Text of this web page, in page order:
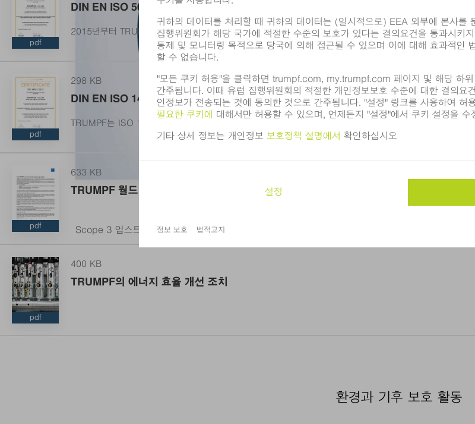
Scope 3 업스트림 배출량: 953,406 t CO
pdf
DIN EN ISO 50001에 따른 인증
2015년부터 TRUMPF는 그룹 차원으로 ISO 50001에 따른 에너지 관리 시스템을 운영하고 있습니다.
pdf
298 KB
DIN EN ISO 14001에 따른 인증
TRUMPF는 ISO 14001 인증을 받은 환경관리를 운영하고 있습니다.
pdf
633 KB
TRUMPF 월드 및 에너지 정책
pdf
400 KB
TRUMPF의 에너지 효율 개선 조치
환경과 기후 보호 활동